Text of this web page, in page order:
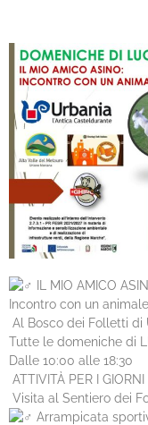
IL MIO AMICO
Incontro con un
Al Bosco dei Folletti di
Tutte le domeniche di
Dalle 10:00 alle 18:30
ATTIVITÀ PER I GIORNI
Visita al Sentiero dei
Arrampicata